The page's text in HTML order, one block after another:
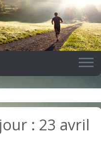
: 23 avril